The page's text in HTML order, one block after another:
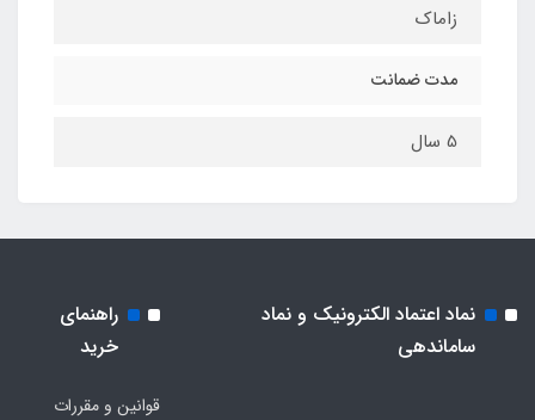
زاماک
مدت ضمانت
5 سال
نماد اعتماد الکترونیک و نماد
ساماندهی
راهنمای
خرید
قوانین و مقررات